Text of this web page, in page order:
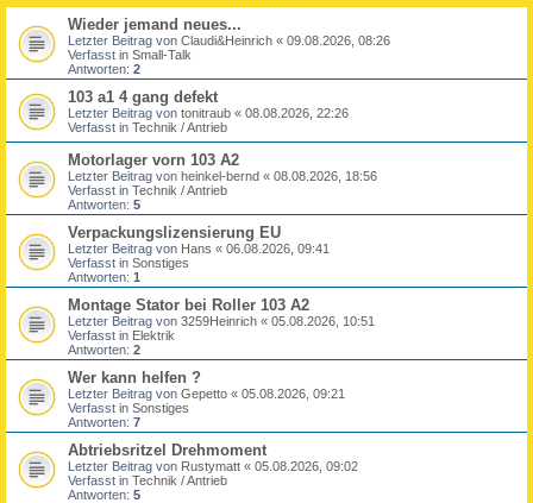
Wieder jemand neues...
Letzter Beitrag von Claudi&Heinrich « 09.08.2026, 08:26
Verfasst in Small-Talk
Antworten: 2
103 a1 4 gang defekt
Letzter Beitrag von tonitraub « 08.08.2026, 22:26
Verfasst in Technik / Antrieb
Motorlager vorn 103 A2
Letzter Beitrag von heinkel-bernd « 08.08.2026, 18:56
Verfasst in Technik / Antrieb
Antworten: 5
Verpackungslizensierung EU
Letzter Beitrag von Hans « 06.08.2026, 09:41
Verfasst in Sonstiges
Antworten: 1
Montage Stator bei Roller 103 A2
Letzter Beitrag von 3259Heinrich « 05.08.2026, 10:51
Verfasst in Elektrik
Antworten: 2
Wer kann helfen ?
Letzter Beitrag von Gepetto « 05.08.2026, 09:21
Verfasst in Sonstiges
Antworten: 7
Abtriebsritzel Drehmoment
Letzter Beitrag von Rustymatt « 05.08.2026, 09:02
Verfasst in Technik / Antrieb
Antworten: 5